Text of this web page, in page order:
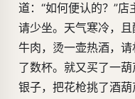
道：“如何便认的？”
请少坐。天气寒冷，
牛肉，烫一壶热酒，
了数杯。就又买了一
银子，把花枪挑了酒葫